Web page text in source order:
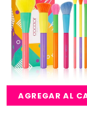
AGREGAR AL